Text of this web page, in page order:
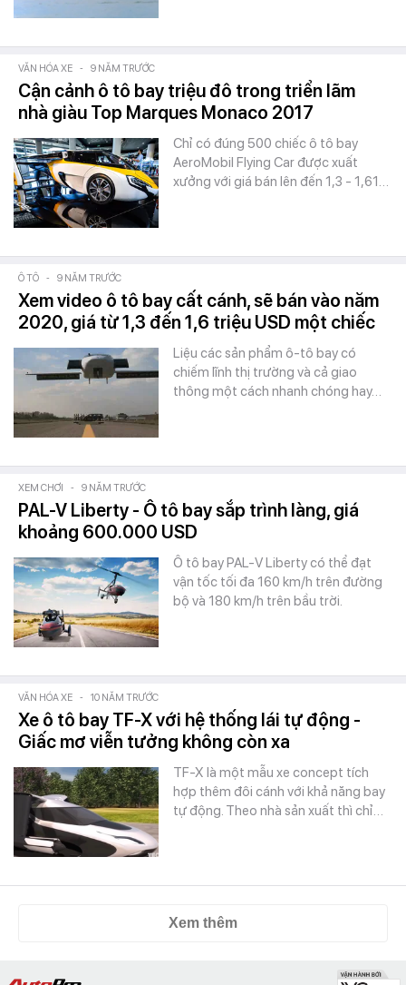
VĂN HÓA XE - 9 NĂM TRƯỚC
Cận cảnh ô tô bay triệu đô trong triển lãm
nhà giàu Top Marques Monaco 2017
Chỉ có đúng 500 chiếc ô tô bay
AeroMobil Flying Car được xuất
xưởng với giá bán lên đến 1,3 - 1,61…
Ô TÔ - 9 NĂM TRƯỚC
Xem video ô tô bay cất cánh, sẽ bán vào năm
2020, giá từ 1,3 đến 1,6 triệu USD một chiếc
Liệu các sản phẩm ô-tô bay có
chiếm lĩnh thị trường và cả giao
thông một cách nhanh chóng hay…
XEM CHƠI - 9 NĂM TRƯỚC
PAL-V Liberty - Ô tô bay sắp trình làng, giá
khoảng 600.000 USD
Ô tô bay PAL-V Liberty có thể đạt
vận tốc tối đa 160 km/h trên đường
bộ và 180 km/h trên bầu trời.
VĂN HÓA XE - 10 NĂM TRƯỚC
Xe ô tô bay TF-X với hệ thống lái tự động -
Giấc mơ viễn tưởng không còn xa
TF-X là một mẫu xe concept tích
hợp thêm đôi cánh với khả năng bay
tự động. Theo nhà sản xuất thì chỉ…
Xem thêm